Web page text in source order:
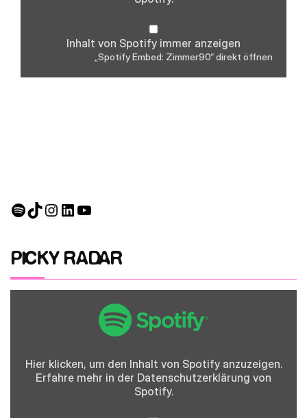
Inhalt von Spotify immer anzeigen
„Spotify Embed: Zimmer90“ direkt öffnen
Spotify
TikTok
Instagram
LinkedIn
YouTube
PICKY RADAR
Hier klicken, um den Inhalt von Spotify anzuzeigen.
Erfahre mehr in der Datenschutzerklärung von
Spotify.